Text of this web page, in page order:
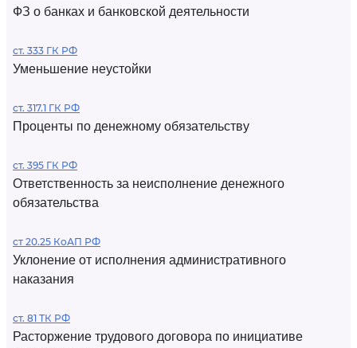
ФЗ о банках и банковской деятельности
ст. 333 ГК РФ
Уменьшение неустойки
ст. 317.1 ГК РФ
Проценты по денежному обязательству
ст. 395 ГК РФ
Ответственность за неисполнение денежного
обязательства
ст 20.25 КоАП РФ
Уклонение от исполнения административного
наказания
ст. 81 ТК РФ
Расторжение трудового договора по инициативе